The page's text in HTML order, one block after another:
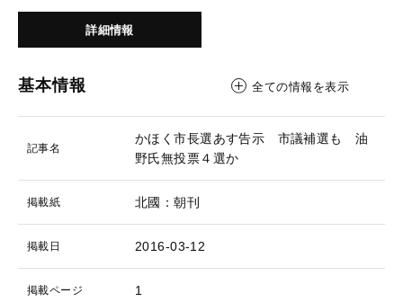
詳細情報
基本情報 全ての情報を表示
記事名
かほく市長選あす告示 市議補選も 油
野氏無投票４選か
掲載紙 北國：朝刊
掲載日 2016-03-12
掲載ページ 1